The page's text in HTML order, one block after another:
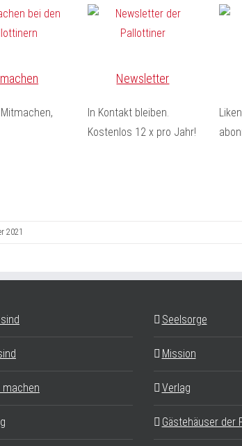
Newsletter
In Kontakt bleiben.
Kostenlos 12 x pro Jahr!
2021
machen
Seelsorge
Mission
Verlag
Gästehäuser der